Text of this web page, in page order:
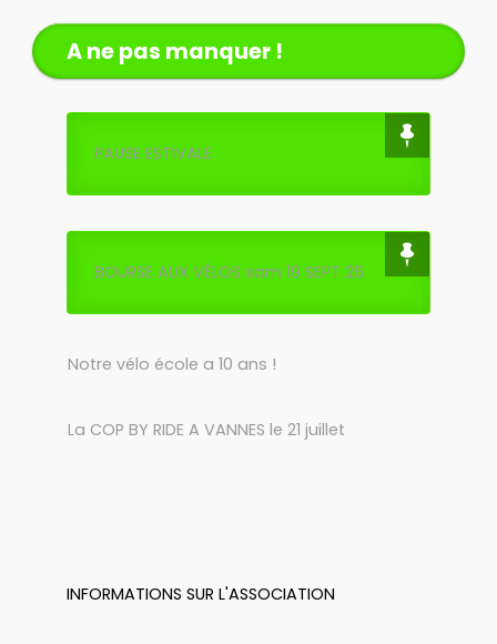
A ne pas manquer !
PAUSE ESTIVALE
BOURSE AUX VÉLOS sam 19 SEPT 26
Notre vélo école a 10 ans !
La COP BY RIDE A VANNES le 21 juillet
INFORMATIONS SUR L'ASSOCIATION